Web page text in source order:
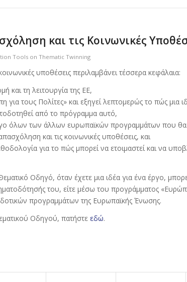
και τις Κοινωνικές
Tools on Thematic Twinning
υποθέσεις περιλαμβάνει τέσσερα κεφάλαια:
και τη λειτουργία της ΕΕ,
τους Πολίτες» και εξηγεί λεπτομερώς το πώς μια
από το πρόγραμμα αυτό,
όλων των άλλων ευρωπαϊκών προγραμμάτων που
και τις κοινωνικές υποθέσεις, και
για το πώς μπορεί να ετοιμαστεί και να
Οδηγό, όταν έχετε μια ιδέα για ένα έργο,
του, είτε μέσω του προγράμματος
προγραμμάτων της Ευρωπαϊκής Ένωσης.
Οδηγού, πατήστε εδώ.